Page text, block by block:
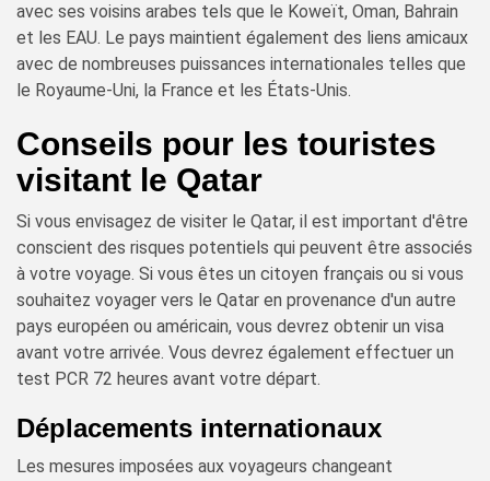
avec ses voisins arabes tels que le Koweït, Oman, Bahrain
et les EAU. Le pays maintient également des liens amicaux
avec de nombreuses puissances internationales telles que
le Royaume-Uni, la France et les États-Unis.
Conseils pour les touristes
visitant le Qatar
Si vous envisagez de visiter le Qatar, il est important d'être
conscient des risques potentiels qui peuvent être associés
à votre voyage. Si vous êtes un citoyen français ou si vous
souhaitez voyager vers le Qatar en provenance d'un autre
pays européen ou américain, vous devrez obtenir un visa
avant votre arrivée. Vous devrez également effectuer un
test PCR 72 heures avant votre départ.
Déplacements internationaux
Les mesures imposées aux voyageurs changeant